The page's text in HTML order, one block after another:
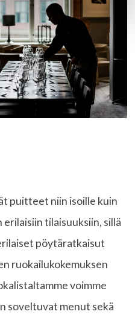
puitteet niin isoille kuin
tilaisuuksiin, sillä
pöytäratkaisut
ruokailukokemuksen
voimme
soveltuvat menut sekä